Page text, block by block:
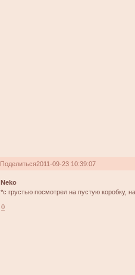
Поделиться2011-09-23 10:39:07
Neko
*с грустью посмотрел на пустую коробку,
0